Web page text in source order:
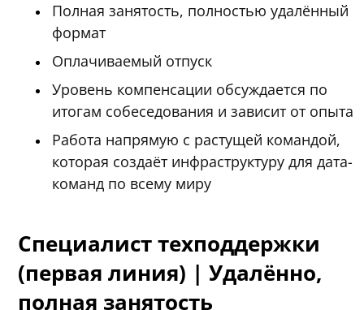
Полная занятость, полностью удалённый
формат
Оплачиваемый отпуск
Уровень компенсации обсуждается по
итогам собеседования и зависит от опыта
Работа напрямую с растущей командой,
которая создаёт инфраструктуру для дата-
команд по всему миру
Специалист техподдержки
(первая линия) | Удалённо,
полная занятость